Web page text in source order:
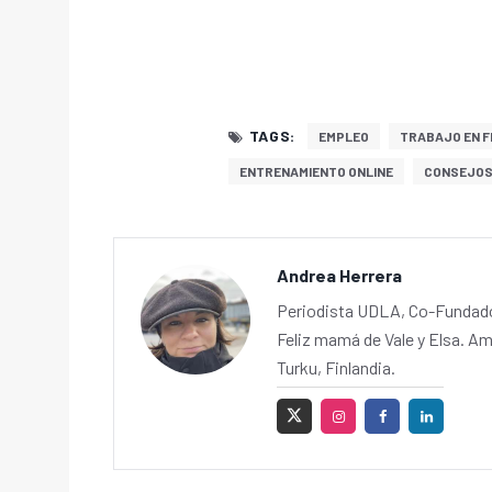
TAGS: EMPLEO TRABAJO EN
ENTRENAMIENTO ONLINE
Andrea Herrera
Periodista UDLA, Co-
Feliz mamá de Vale y Elsa.
Turku, Finlandia.